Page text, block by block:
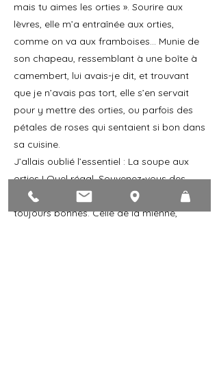
mais tu aimes les orties ». Sourire aux
lèvres, elle m’a entraînée aux orties,
comme on va aux framboises… Munie de
son chapeau, ressemblant à une boîte à
camembert, lui avais-je dit, et trouvant
que je n’avais pas tort, elle s’en servait
pour y mettre des orties, ou parfois des
pétales de roses qui sentaient si bon dans
sa cuisine.
J’allais oublié l’essentiel : La soupe aux
orties ! Quel régal. Souvenez-vous des
recettes de Grand mères. Elles sont
toujours bonnes. Celle de la mienne,